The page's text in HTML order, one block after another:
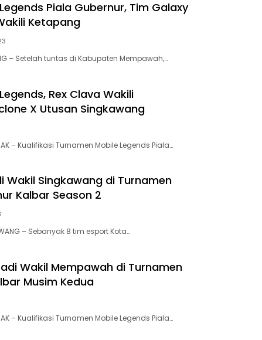
Piala Gubernur, Tim Galaxy
Ketapang
– Setelah tuntas di Kabupaten Mempawah,…
Rex Clava Wakili
X Utusan Singkawang
– Kualifikasi Turnamen Mobile Legends Piala…
Wakil Singkawang di Turnamen
Kalbar Season 2
– Sebanyak 8 tim esport Kota…
Wakil Mempawah di Turnamen
Musim Kedua
– Kualifikasi Turnamen Mobile Legends Piala…